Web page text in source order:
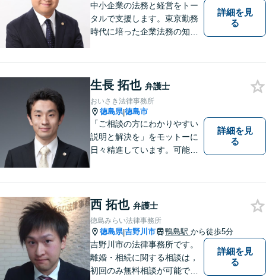
中小企業の法務と経営をトー
タルで支援します。東京勤務
時代に培った企業法務の知見
す。
詳細を見
る
生長 拓也 弁護士
おいさき法律事務所
徳島県|徳島市
「ご相談の方にわかりやすい
説明と解決を」をモットーに
日々精進しています。可能な
詳細を見
る
西 拓也 弁護士
徳島みらい法律事務所
徳島県|吉野川市 鴨島駅 から徒歩5分
吉野川市の法律事務所です。
離婚・相続に関する相談は，
初回のみ無料相談が可能です
詳細を見
る